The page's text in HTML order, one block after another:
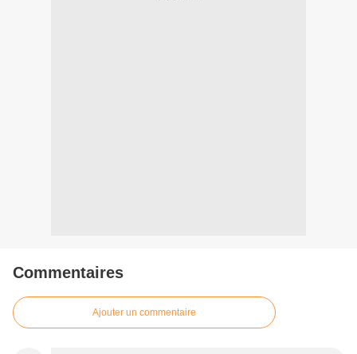
Commentaires
Ajouter un commentaire